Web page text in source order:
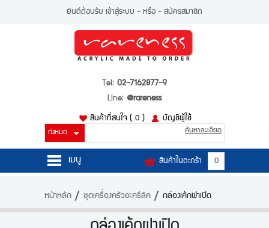
ยินดีต้อนรับ เข้าสู่ระบบ - หรือ - สมัครสมาชิก
Tel: 02-7162877-9
Line: @rareness
สินค้าที่สนใจ ( 0 ) บัญชีผู้ใช้
สินค้าในตะกร้า 0
ค้นหาละเอียด
เมนู
สินค้า
หน้าหลัก ชุดเครื่องครัวอะครีลิค กล่องเค้กฝาเปิด